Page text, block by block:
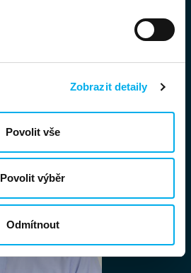
Zobrazit detaily
Povolit vše
Povolit výběr
Odmítnout